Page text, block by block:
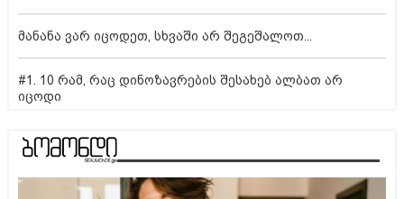
მანანა ვარ იცოდეთ, სხვაში არ შეგეშალოთ...
#1. 10 რამ, რაც დინოზავრების შესახებ ალბათ არ
იცოდი